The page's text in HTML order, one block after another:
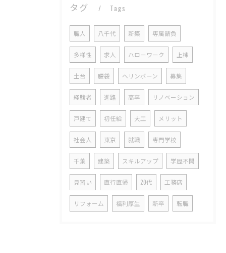
タグ Tags
職人 八千代 新築 専属請負
多様性 求人 ハローワーク 上棟
土台 腰袋 ヘリンボーン 募集
経験者 進路 高卒 リノベーション
戸建て 初任給 大工 メリット
社会人 東京 就職 専門学校
千葉 建築 スキルアップ 学歴不問
見習い 直行直帰 20代 工務店
リフォーム 福利厚生 新卒 転職